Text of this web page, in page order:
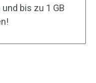
bis zu 1 GB